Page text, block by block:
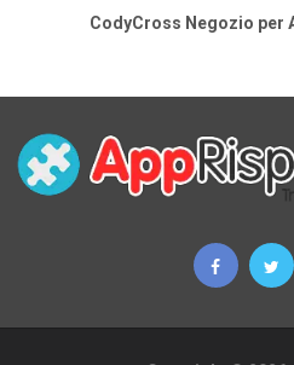
CodyCross Negozio per